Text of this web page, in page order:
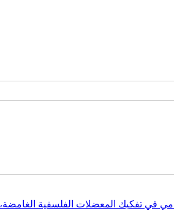
في تفكيك المعضلات الفلسفية